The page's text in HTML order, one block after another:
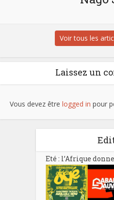
Voir tous les
Laissez un
Vous devez être logged in pour
Eté : l’Afrique